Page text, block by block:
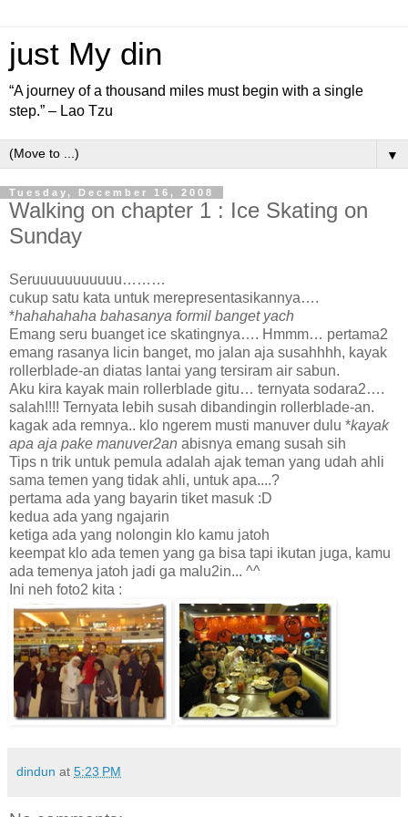
just My din
“A journey of a thousand miles must begin with a single
step.” – Lao Tzu
▼
Tuesday, December 16, 2008
Walking on chapter 1 : Ice Skating on
Sunday
Seruuuuuuuuuuu………
cukup satu kata untuk merepresentasikannya….
*hahahahaha bahasanya formil banget yach
Emang seru buanget ice skatingnya…. Hmmm… pertama2
emang rasanya licin banget, mo jalan aja susahhhh, kayak
rollerblade-an diatas lantai yang tersiram air sabun.
Aku kira kayak main rollerblade gitu… ternyata sodara2….
salah!!!! Ternyata lebih susah dibandingin rollerblade-an.
kagak ada remnya.. klo ngerem musti manuver dulu *kayak
apa aja pake manuver2an abisnya emang susah sih
Tips n trik untuk pemula adalah ajak teman yang udah ahli
sama temen yang tidak ahli, untuk apa....?
pertama ada yang bayarin tiket masuk :D
kedua ada yang ngajarin
ketiga ada yang nolongin klo kamu jatoh
keempat klo ada temen yang ga bisa tapi ikutan juga, kamu
ada temenya jatoh jadi ga malu2in... ^^
Ini neh foto2 kita :
dindun at 5:23 PM